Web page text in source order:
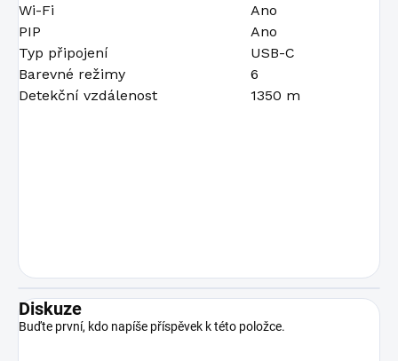
Wi-Fi
Ano
PIP
Ano
Typ připojení
USB-C
Barevné režimy
6
Detekční vzdálenost
1350 m
Diskuze
Buďte první, kdo napíše příspěvek k této položce.